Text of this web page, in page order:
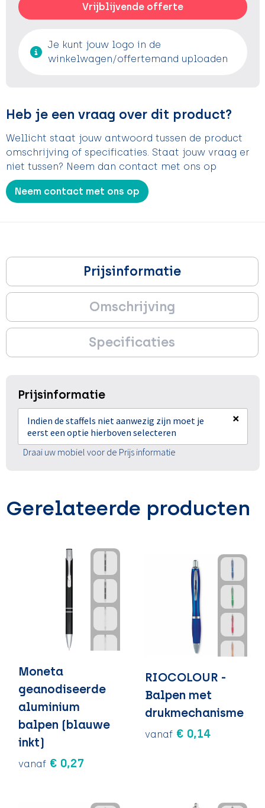
Vrijblijvende offerte
Je kunt jouw logo in de
winkelwagen/offertemand uploaden
Heb je een vraag over dit product?
Wellicht staat jouw antwoord tussen de product
omschrijving of specificaties. Staat jouw vraag er
niet tussen? Neem dan contact met ons op
Neem contact met ons op
Prijsinformatie
Omschrijving
Specificaties
Prijsinformatie
Indien de staffels niet aanwezig zijn moet je
eerst een optie hierboven selecteren
×
Draai uw mobiel voor de Prijs informatie
Gerelateerde producten
Moneta
geanodiseerde
aluminium
balpen (blauwe
inkt)
vanaf € 0,27
RIOCOLOUR -
Balpen met
drukmechanisme
vanaf € 0,14